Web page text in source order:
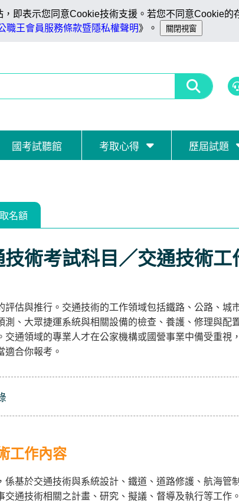
即表示您同意Cookie技術支援。若您不同意Cookie的
職王會員服務條款暨隱私權聲明》。
國考試聽館 考取心得 歷屆試題
名額
術考試科目／交通技術
評估與推行。交通技術的工作領域包括鐵路、公路、城
測、大眾捷運系統與相關設備的檢查、養護、修理與配
交通領域的專業人才在公家機構或國營事業中備受重視
適合你報考。
工作內容
係基於交通技術與系統設計、鐵道、道路修護、航海管
交通技術相關之計畫、研究、擬議、督導及執行等工作